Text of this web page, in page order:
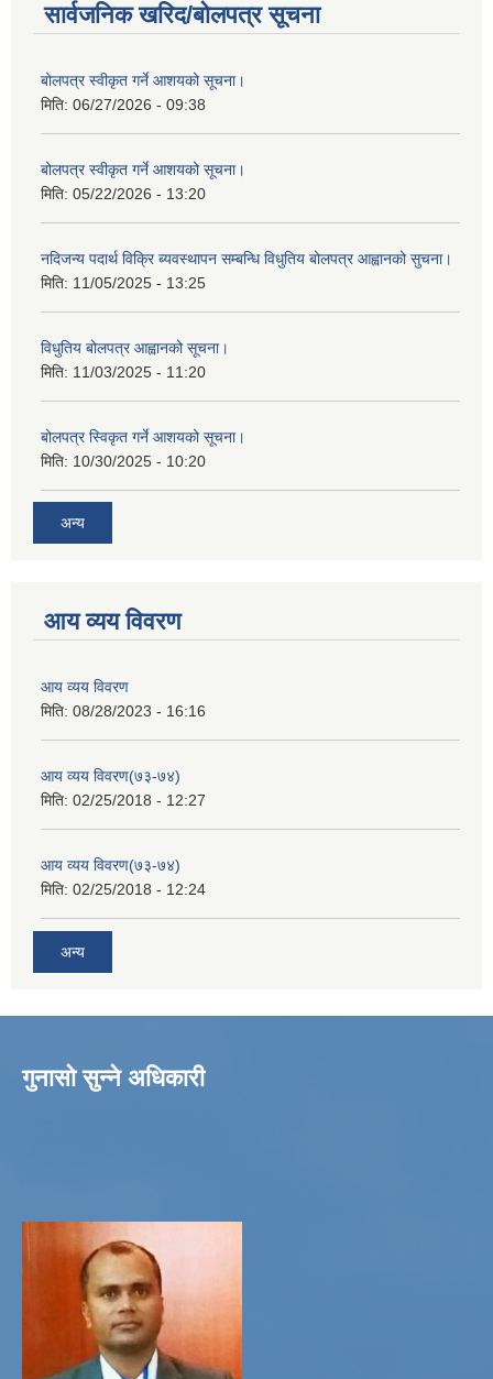
सार्वजनिक खरिद/बोलपत्र सूचना
बोलपत्र स्वीकृत गर्ने आशयको सूचना।
मिति: 06/27/2026 - 09:38
बोलपत्र स्वीकृत गर्ने आशयको सूचना।
मिति: 05/22/2026 - 13:20
नदिजन्य पदार्थ विक्रि ब्यवस्थापन सम्बन्धि विधुतिय बोलपत्र आह्वानको सुचना।
मिति: 11/05/2025 - 13:25
विधुतिय बोलपत्र आह्वानको सूचना।
मिति: 11/03/2025 - 11:20
बोलपत्र स्विकृत गर्ने आशयको सूचना।
मिति: 10/30/2025 - 10:20
अन्य
आय व्यय विवरण
आय व्यय विवरण
मिति: 08/28/2023 - 16:16
आय व्यय विवरण(७३-७४)
मिति: 02/25/2018 - 12:27
आय व्यय विवरण(७३-७४)
मिति: 02/25/2018 - 12:24
अन्य
गुनासो सुन्ने अधिकारी